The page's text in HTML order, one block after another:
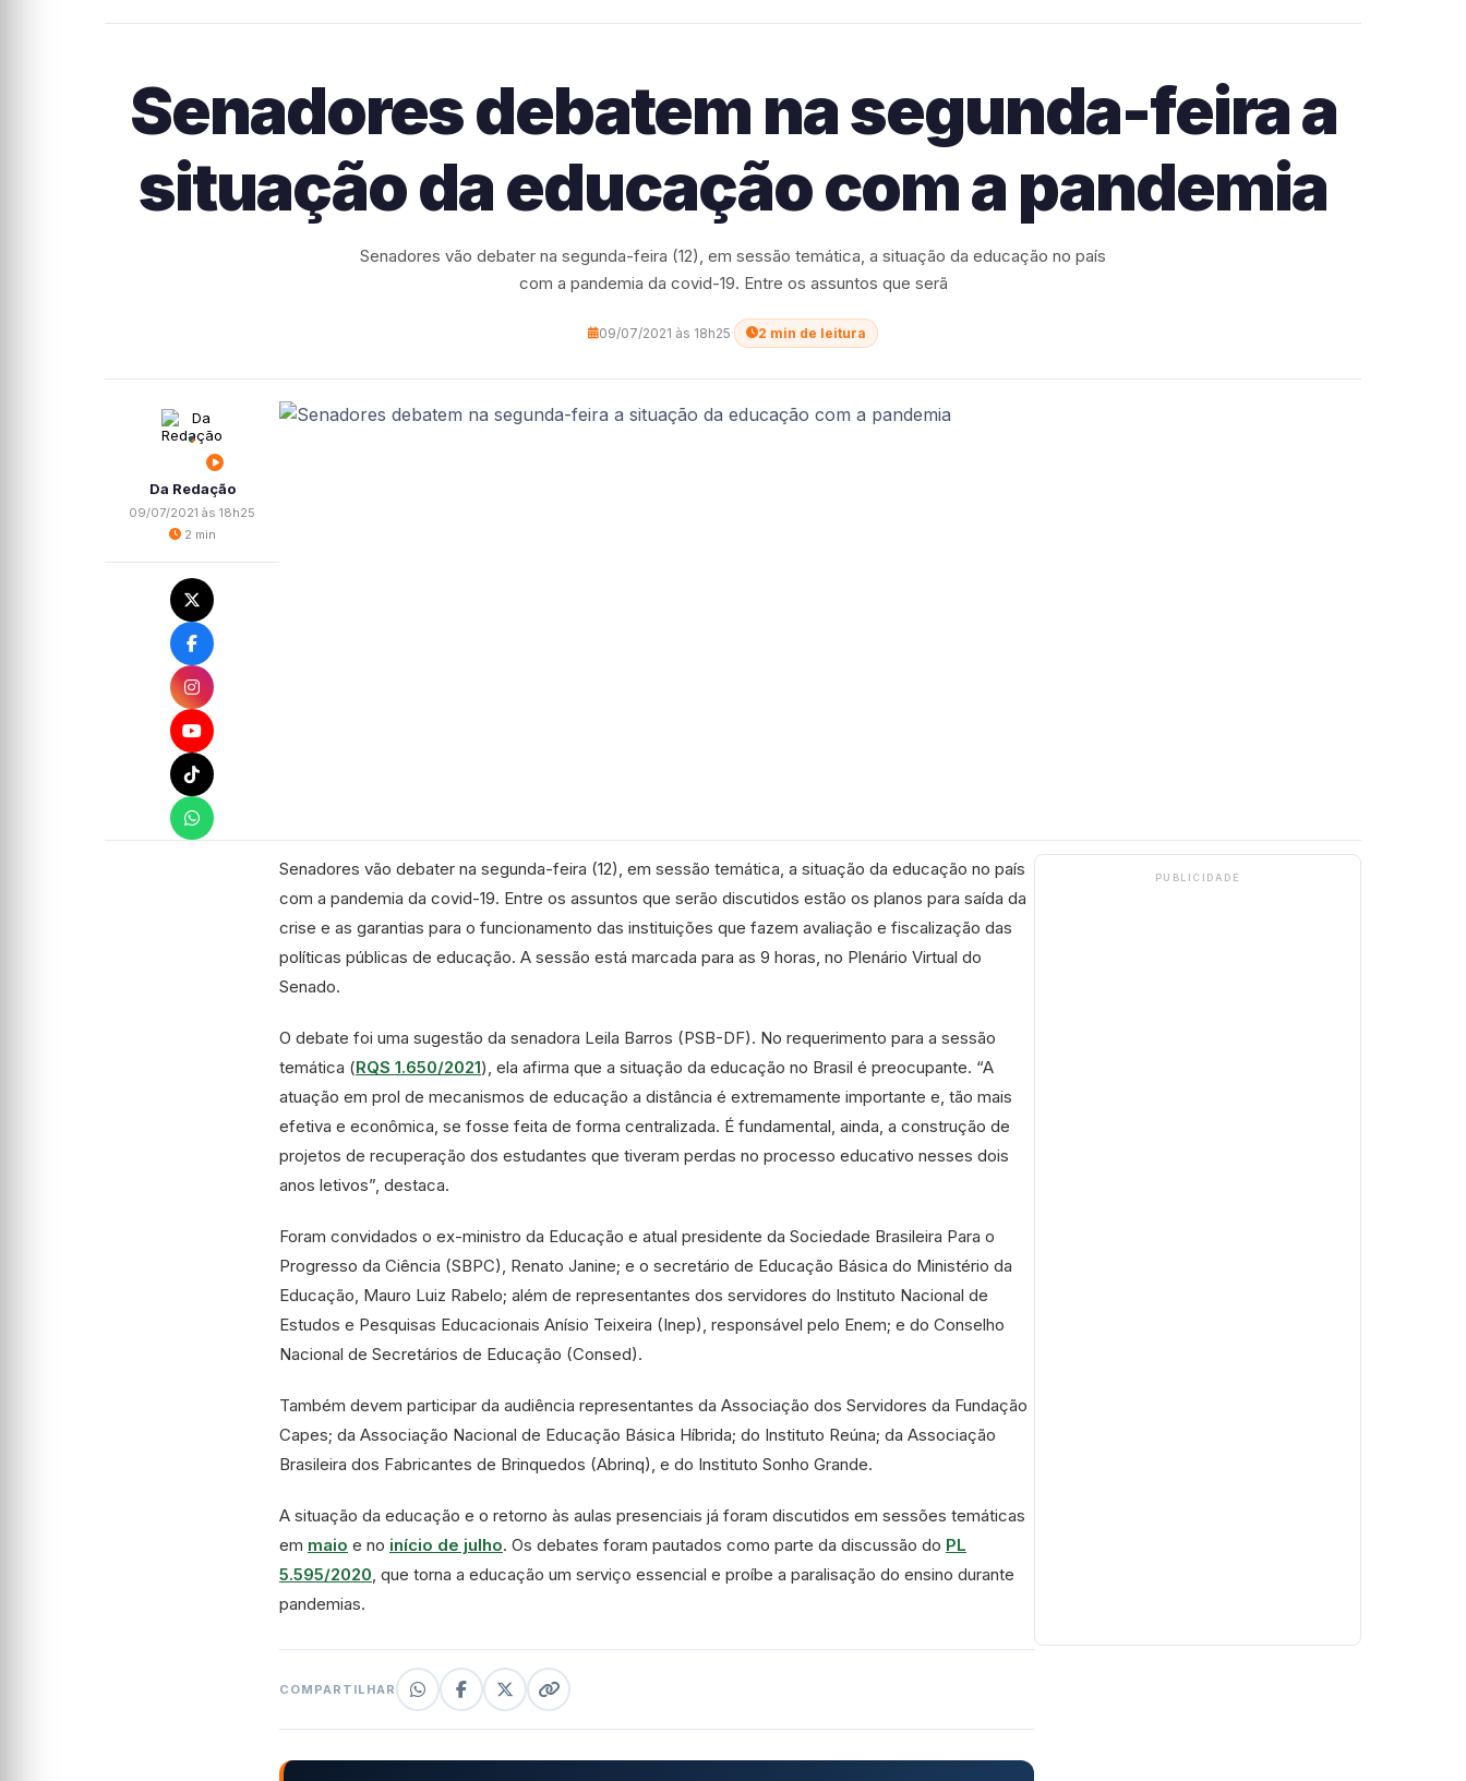
Senadores debatem na segunda-feira a
situação da educação com a pandemia
Senadores vão debater na segunda-feira (12), em sessão temática, a situação da educação no país
com a pandemia da covid-19. Entre os assuntos que serã
09/07/2021 às 18h25· 2 min de leitura
Da Redação
09/07/2021 às 18h25
2 min
Senadores vão debater na segunda-feira (12), em sessão temática, a situação da educação no país
com a pandemia da covid-19. Entre os assuntos que serão discutidos estão os planos para saída da
crise e as garantias para o funcionamento das instituições que fazem avaliação e fiscalização das
políticas públicas de educação. A sessão está marcada para as 9 horas, no Plenário Virtual do
Senado.
O debate foi uma sugestão da senadora Leila Barros (PSB-DF). No requerimento para a sessão
temática (RQS 1.650/2021), ela afirma que a situação da educação no Brasil é preocupante. “A
atuação em prol de mecanismos de educação a distância é extremamente importante e, tão mais
efetiva e econômica, se fosse feita de forma centralizada. É fundamental, ainda, a construção de
projetos de recuperação dos estudantes que tiveram perdas no processo educativo nesses dois
anos letivos”, destaca.
Foram convidados o ex-ministro da Educação e atual presidente da Sociedade Brasileira Para o
Progresso da Ciência (SBPC), Renato Janine; e o secretário de Educação Básica do Ministério da
Educação, Mauro Luiz Rabelo; além de representantes dos servidores do Instituto Nacional de
Estudos e Pesquisas Educacionais Anísio Teixeira (Inep), responsável pelo Enem; e do Conselho
Nacional de Secretários de Educação (Consed).
Também devem participar da audiência representantes da Associação dos Servidores da Fundação
Capes; da Associação Nacional de Educação Básica Híbrida; do Instituto Reúna; da Associação
Brasileira dos Fabricantes de Brinquedos (Abrinq), e do Instituto Sonho Grande.
A situação da educação e o retorno às aulas presenciais já foram discutidos em sessões temáticas
em maio e no início de julho. Os debates foram pautados como parte da discussão do PL
5.595/2020, que torna a educação um serviço essencial e proíbe a paralisação do ensino durante
pandemias.
COMPARTILHAR
PUBLICIDADE